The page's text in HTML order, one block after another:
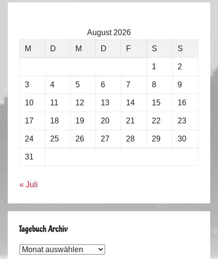
August 2026
M
D M D F S S
1 2
3 4 5 6 7 8 9
10 11 12 13 14 15 16
17 18 19 20 21 22 23
24 25 26 27 28 29 30
31
« Juli
Tagebuch Archiv
Tagebuch